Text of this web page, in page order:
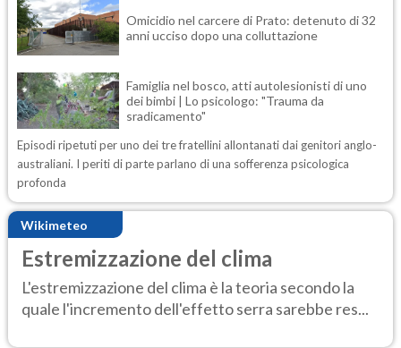
Omicidio nel carcere di Prato: detenuto di 32
anni ucciso dopo una colluttazione
Famiglia nel bosco, atti autolesionisti di uno
dei bimbi | Lo psicologo: "Trauma da
sradicamento"
Episodi ripetuti per uno dei tre fratellini allontanati dai genitori anglo-
australiani. I periti di parte parlano di una sofferenza psicologica
profonda
Wikimeteo
Estremizzazione del clima
L'estremizzazione del clima è la teoria secondo la
quale l'incremento dell'effetto serra sarebbe res...